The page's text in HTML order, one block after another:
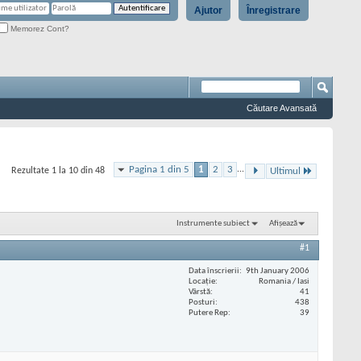
Înregistrare
Ajutor
Memorez Cont?
Căutare Avansată
Pagina 1 din 5 1 2 3 ... Ultimul
Rezultate 1 la 10 din 48
Instrumente subiect Afișează
#1
Data înscrierii
9th January 2006
Locaţie
Romania / Iasi
Vârstă
41
Posturi
438
Putere Rep
39